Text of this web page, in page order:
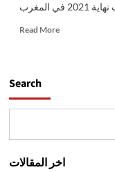
Read MoreRead
الحركة
بهيئة
Search
اخر المقالات